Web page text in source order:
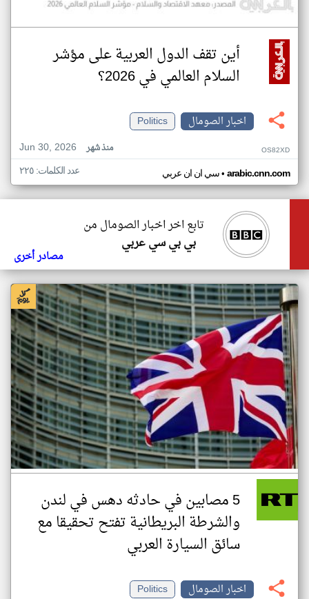
أين تقف الدول العربية على مؤشر
السلام العالمي في 2026؟
اخبار الصومال
Politics
Jun 30, 2026
منذ شهر OS82XD
سي ان ان عربي• arabic.cnn.com عدد الكلمات: ٢٢٥
تابع اخر اخبار الصومال من
بي بي سي عربي
مصادر أخرى
5 مصابين في حادثه دهس في لندن
والشرطة البريطانية تفتح تحقيقا مع
سائق السيارة العربي
اخبار الصومال
Politics